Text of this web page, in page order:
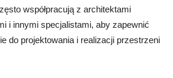
współpracują z architektami
i innymi specjalistami, aby zapewnić
do projektowania i realizacji przestrzeni